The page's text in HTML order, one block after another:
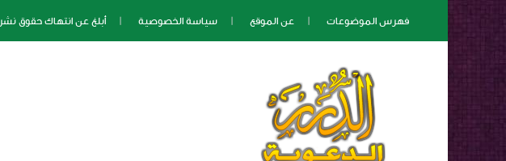
فهرس الموضوعات عن الموقع سياسة الخصوصية أبلغ عن انتهاك حقوق نشر